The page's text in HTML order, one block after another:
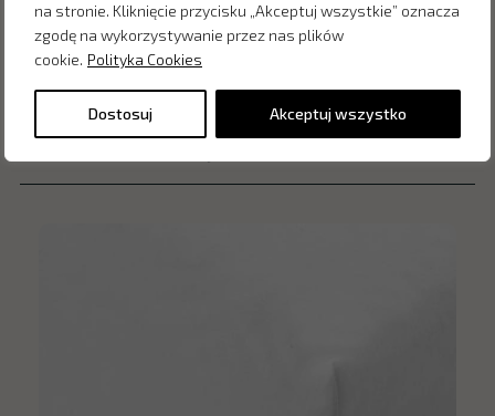
na stronie. Kliknięcie przycisku „Akceptuj wszystkie” oznacza
zgodę na wykorzystywanie przez nas plików
cookie. Polityka Cookies
Dostosuj Akceptuj wszystko
Inne produkty z kategorii